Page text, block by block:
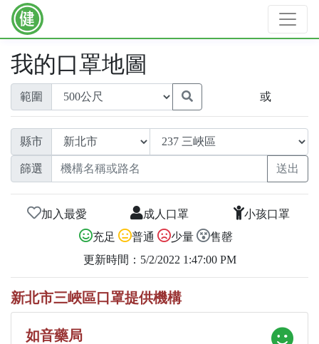
我的口罩地圖
範圍 或
縣市
篩選
加入最愛 成人口罩
小孩口罩
充足
普通 少量
售罄
更新時間：5/2/2022 1:47:00 PM
新北市三峽區口罩提供機構
如音藥局